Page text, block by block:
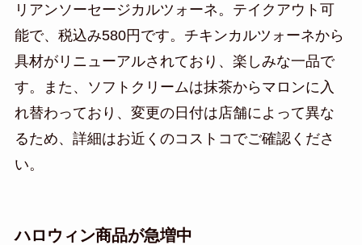
リアンソーセージカルツォーネ。テイクアウト可
能で、税込み580円です。チキンカルツォーネから
具材がリニューアルされており、楽しみな一品で
す。また、ソフトクリームは抹茶からマロンに入
れ替わっており、変更の日付は店舗によって異な
るため、詳細はお近くのコストコでご確認くださ
い。
ハロウィン商品が急増中